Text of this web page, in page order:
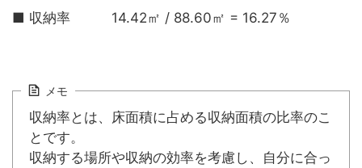
■ 収納率 14.42㎡ / 88.60㎡ = 16.27％
メモ
収納率とは、床面積に占める収納面積の比率のこ
とです。
収納する場所や収納の効率を考慮し、自分に合っ